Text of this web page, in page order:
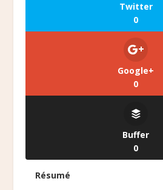
Twitter
0
Google+
0
Buffer
0
Résumé